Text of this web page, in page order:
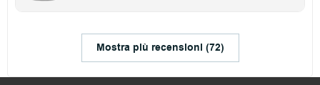
Mostra più recensioni (72)